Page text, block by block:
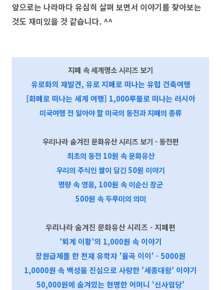
앞으로는 나라마다 유심히 살펴 보면서 이야기를 찾아보는
것도 재미있을 것 같습니다. ^^
지폐 속 세계명소 시리즈 보기
유로화의 재발견, 유로 지폐로 떠나는 유럽 건축여행
[화폐로 떠나는 세계 여행] 1,000루블로 떠나는 러시아
미국여행 전 알아야 할 미국의 동전과 지폐의 종류
우리나라 숨겨진 문화유산 시리즈 보기 - 동전편
최초의 동전 10원 속 문화유산
우리의 주식인 쌀이 담긴 50원 이야기
명량 속 영웅, 100원 속 이순신 장군
500원 속 두루미의 의미
우리나라 숨겨진 문화유산 시리즈 - 지폐편
'퇴계 이황'의 1,000원 속 이야기
장원급제를 한 천재 유학자 '율곡 이이' - 5000원
1,0000원 속 백성을 진심으로 사랑한 '세종대왕' 이야기
50,000원에 숨겨있는 현명한 어머니 '신사임당'